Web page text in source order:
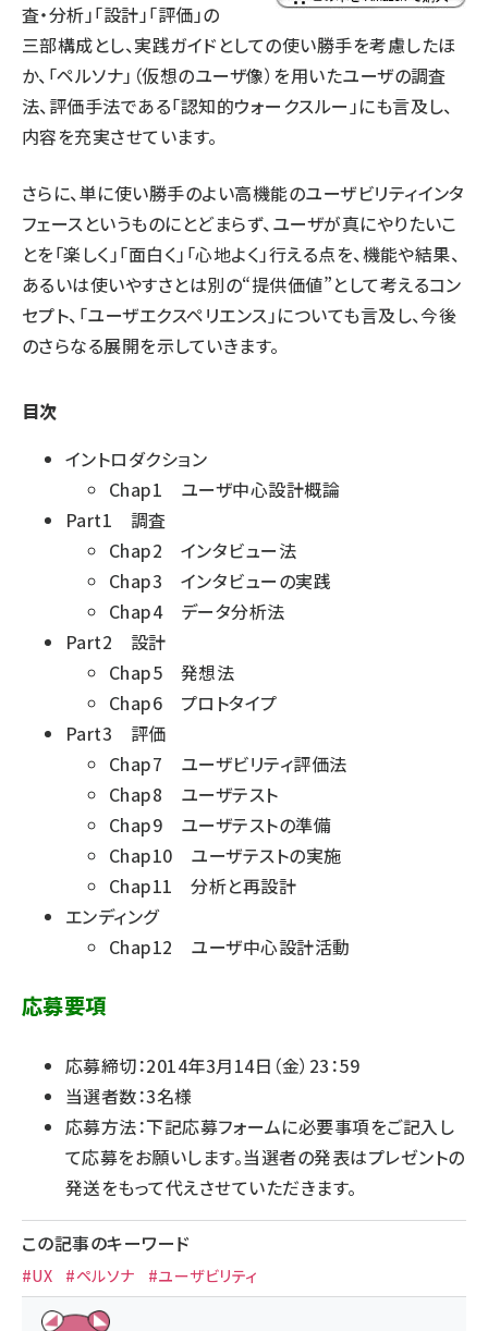
査・分析」「設計」「評価」の
三部構成とし、実践ガイドとしての使い勝手を考慮したほ
か、「ペルソナ」（仮想のユーザ像）を用いたユーザの調査
法、評価手法である「認知的ウォークスルー」にも言及し、
内容を充実させています。
さらに、単に使い勝手のよい高機能のユーザビリティインタ
フェースというものにとどまらず、ユーザが真にやりたいこ
とを「楽しく」「面白く」「心地よく」行える点を、機能や結果、
あるいは使いやすさとは別の“提供価値”として考えるコン
セプト、「ユーザエクスペリエンス」についても言及し、今後
のさらなる展開を示していきます。
目次
イントロダクション
Chap1 ユーザ中心設計概論
Part1 調査
Chap2 インタビュー法
Chap3 インタビューの実践
Chap4 データ分析法
Part2 設計
Chap5 発想法
Chap6 プロトタイプ
Part3 評価
Chap7 ユーザビリティ評価法
Chap8 ユーザテスト
Chap9 ユーザテストの準備
Chap10 ユーザテストの実施
Chap11 分析と再設計
エンディング
Chap12 ユーザ中心設計活動
応募要項
応募締切：2014年3月14日（金）23：59
当選者数：3名様
応募方法：下記応募フォームに必要事項をご記入し
て応募をお願いします。当選者の発表はプレゼントの
発送をもって代えさせていただきます。
この記事のキーワード
#UX #ペルソナ #ユーザビリティ